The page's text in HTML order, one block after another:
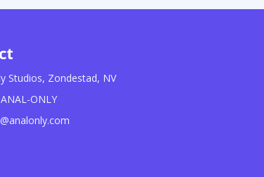
Studios, Zondestad, NV
ONLY